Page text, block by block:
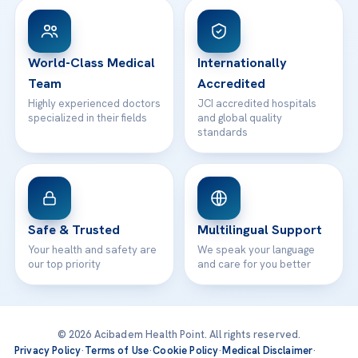
Patient Rights
Contact
WhatsApp Support
World-Class Medical
Team
Highly experienced doctors
specialized in their fields
Internationally
Accredited
JCI accredited hospitals
and global quality
standards
Safe & Trusted
Your health and safety are
our top priority
Multilingual Support
We speak your language
and care for you better
© 2026 Acibadem Health Point. All rights reserved.
Privacy Policy·Terms of Use·Cookie Policy·Medical Disclaimer·